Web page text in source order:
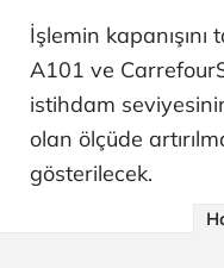
İşlemin
A101 ve
istihdam
olan ölçüde
gösterilecek.